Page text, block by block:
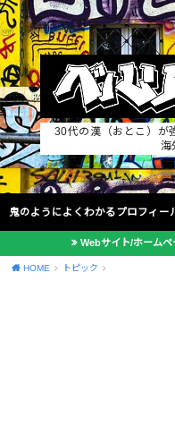
30代の漢（おとこ）が
海
鬼のようによくわかるプロフィー
Webサイト/ホーム
HOME トピック